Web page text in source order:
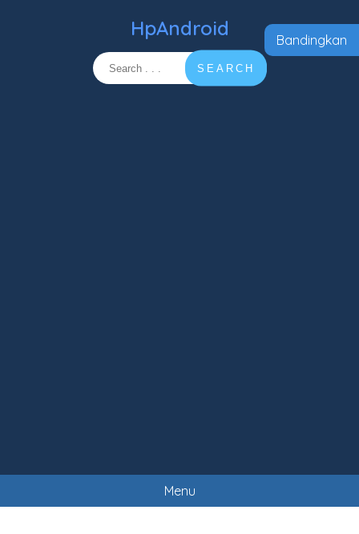
HpAndroid
SEARCH
Menu
Bandingkan